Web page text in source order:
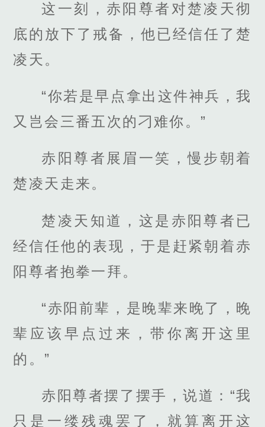
这一刻，赤阳尊者对楚凌天彻
底的放下了戒备，他已经信任了楚
凌天。
“你若是早点拿出这件神兵，我
又岂会三番五次的刁难你。”
赤阳尊者展眉一笑，慢步朝着
楚凌天走来。
楚凌天知道，这是赤阳尊者已
经信任他的表现，于是赶紧朝着赤
阳尊者抱拳一拜。
“赤阳前辈，是晚辈来晚了，晚
辈应该早点过来，带你离开这里
的。”
赤阳尊者摆了摆手，说道：“我
只是一缕残魂罢了，就算离开这